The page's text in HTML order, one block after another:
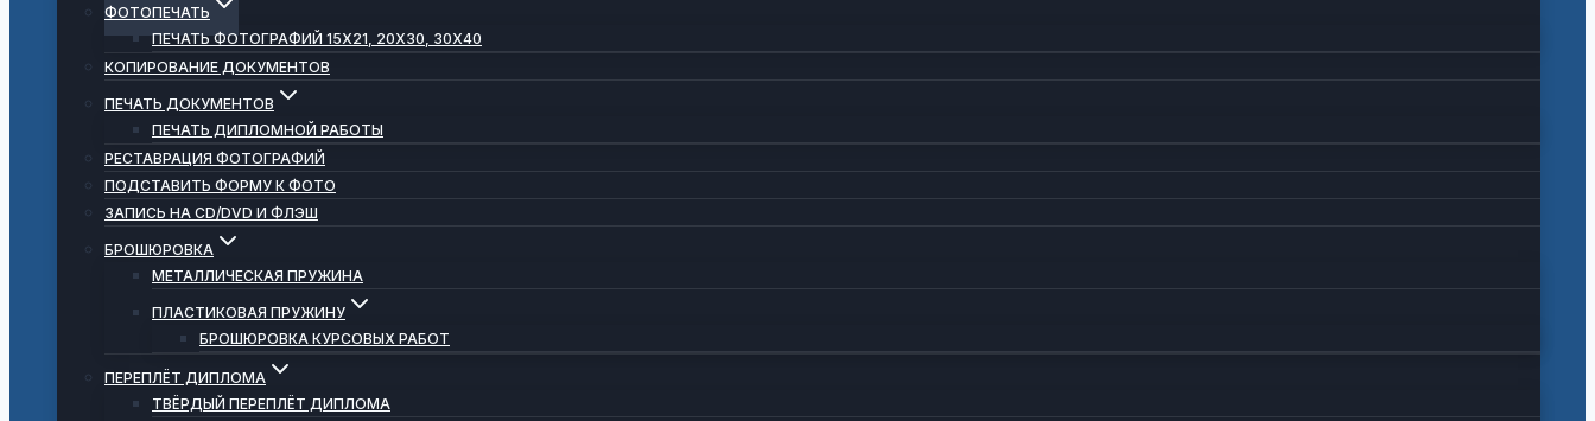
ФОТОПЕЧАТЬ
ПЕЧАТЬ ФОТОГРАФИЙ 15Х21, 20Х30, 30Х40
КОПИРОВАНИЕ ДОКУМЕНТОВ
ПЕЧАТЬ ДОКУМЕНТОВ
ПЕЧАТЬ ДИПЛОМНОЙ РАБОТЫ
РЕСТАВРАЦИЯ ФОТОГРАФИЙ
ПОДСТАВИТЬ ФОРМУ К ФОТО
ЗАПИСЬ НА CD/DVD И ФЛЭШ
БРОШЮРОВКА
МЕТАЛЛИЧЕСКАЯ ПРУЖИНА
ПЛАСТИКОВАЯ ПРУЖИНУ
БРОШЮРОВКА КУРСОВЫХ РАБОТ
ПЕРЕПЛЁТ ДИПЛОМА
ТВЁРДЫЙ ПЕРЕПЛЁТ ДИПЛОМА